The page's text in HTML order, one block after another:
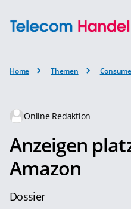
Home Themen
Online Redaktion
Anzeigen
Amazon
Dossier